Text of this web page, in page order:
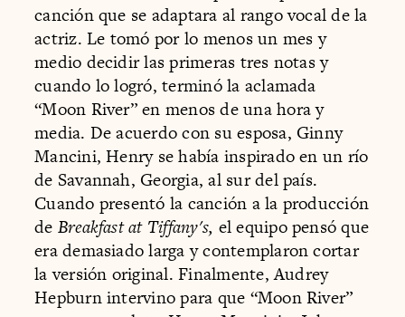
canción que se adaptara al rango vocal de la
actriz. Le tomó por lo menos un mes y
medio decidir las primeras tres notas y
cuando lo logró, terminó la aclamada
“Moon River” en menos de una hora y
media. De acuerdo con su esposa, Ginny
Mancini, Henry se había inspirado en un río
de Savannah, Georgia, al sur del país.
Cuando presentó la canción a la producción
de Breakfast at Tiffany's, el equipo pensó que
era demasiado larga y contemplaron cortar
la versión original. Finalmente, Audrey
Hepburn intervino para que “Moon River”